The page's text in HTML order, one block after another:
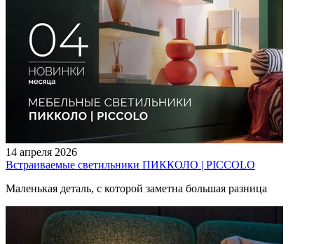
14 апреля 2026
Встраиваемые светильники ПИККОЛО | PICCOLO
Маленькая деталь, с которой заметна большая разница